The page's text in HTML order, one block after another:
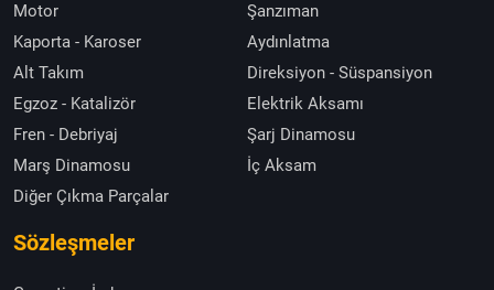
Motor
Şanzıman
Kaporta - Karoser
Aydınlatma
Alt Takım
Direksiyon - Süspansiyon
Egzoz - Katalizör
Elektrik Aksamı
Fren - Debriyaj
Şarj Dinamosu
Marş Dinamosu
İç Aksam
Diğer Çıkma Parçalar
Sözleşmeler